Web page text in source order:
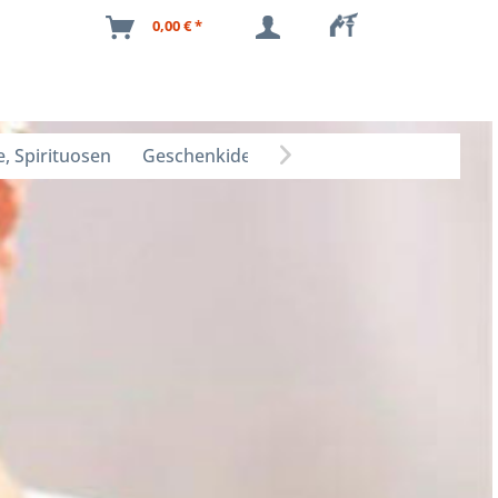
0,00 € *
Spirituosen Geschenkideen 